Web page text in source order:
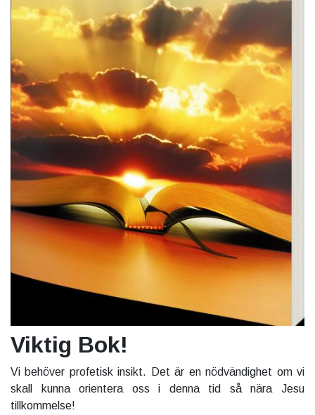
Viktig Bok!
Vi behöver profetisk insikt. Det är en nödvändighet om vi
skall kunna orientera oss i denna tid så nära Jesu
tillkommelse!